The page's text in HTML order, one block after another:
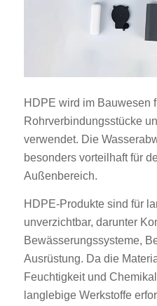
HDPE wird im Bauwesen
Rohrverbindungsstücke
verwendet. Die
besonders vorteilhaft für
Außenbereich.
HDPE-Produkte sind für
unverzichtbar, darunter
Bewässerungssysteme,
Ausrüstung. Da die
Feuchtigkeit und
langlebige Werkstoffe